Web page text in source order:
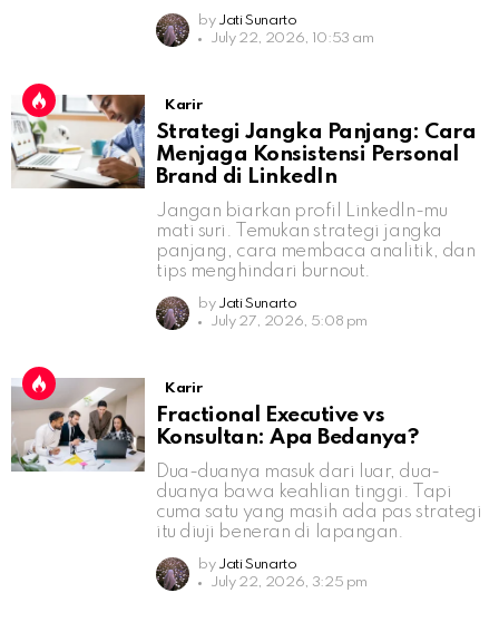
by Jati Sunarto
July 22, 2026, 10:53 am
Karir
Strategi Jangka Panjang: Cara
Menjaga Konsistensi Personal
Brand di LinkedIn
Jangan biarkan profil LinkedIn-mu
mati suri. Temukan strategi jangka
panjang, cara membaca analitik, dan
tips menghindari burnout.
by Jati Sunarto
July 27, 2026, 5:08 pm
Karir
Fractional Executive vs
Konsultan: Apa Bedanya?
Dua-duanya masuk dari luar, dua-
duanya bawa keahlian tinggi. Tapi
cuma satu yang masih ada pas strategi
itu diuji beneran di lapangan.
by Jati Sunarto
July 22, 2026, 3:25 pm